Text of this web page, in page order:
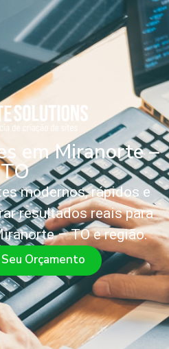
em Miranorte –
TO
modernos, rápidos e
resultados reais para
– TO e região.
Orçamento